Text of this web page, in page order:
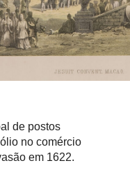
de postos
no comércio
em 1622.